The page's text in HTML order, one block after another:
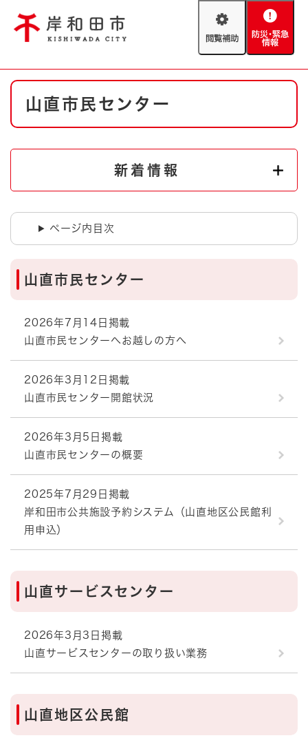
閲
助
防
緊
やさしい日本語
拡大
とじる
防災・緊急情報
ハザードマップ AED設置箇所
本
山直市民センター
新着情報
ページ内目次
山直市民センター
2026年7月14日掲載
山直市民センターへお越しの方へ
2026年3月12日掲載
山直市民センター開館状況
2026年3月5日掲載
山直市民センターの概要
2025年7月29日掲載
岸和田市公共施設予約システム（山直地区公民館利
用申込）
山直サービスセンター
2026年3月3日掲載
山直サービスセンターの取り扱い業務
山直地区公民館